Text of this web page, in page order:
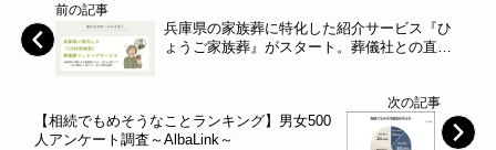
前の記事
兵庫県の家族葬に特化した紹介サービス『ひ
ょうご家族葬』がスタート。葬儀社との直接
次の記事
【相続でもめそうなことランキング】男女500
人アンケート調査～AlbaLink～